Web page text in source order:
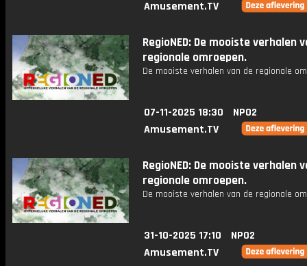
Amusement.TV
RegioNED: De mooiste verhalen
regionale omroepen.
De mooiste verhalen van de regionale
07-11-2025 18:30
NPO2
Amusement.TV
RegioNED: De mooiste verhalen
regionale omroepen.
De mooiste verhalen van de regionale
31-10-2025 17:10
NPO2
Amusement.TV